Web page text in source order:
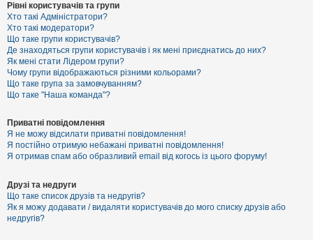
о
г
а
Рівні користувачів та групи
Хто такі Адміністратори?
Хто такі модератори?
Що таке групи користувачів?
Де знаходяться групи користувачів і як мені приєднатись до них?
Як мені стати Лідером групи?
Чому групи відображаються різними кольорами?
Що таке група за замовчуванням?
Що таке "Наша команда"?
Приватні повідомлення
Я не можу відсилати приватні повідомлення!
Я постійно отримую небажані приватні повідомлення!
Я отримав спам або образливий email від когось із цього форуму!
Друзі та недруги
Що таке список друзів та недругів?
Як я можу додавати / видаляти користувачів до мого списку друзів або
недругів?